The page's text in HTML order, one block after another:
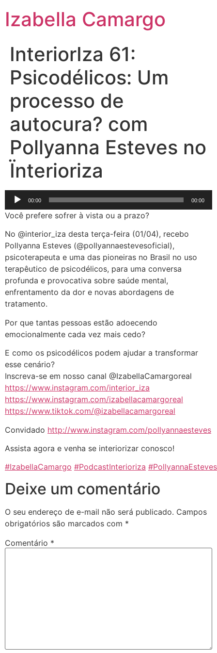
Izabella Camargo
InteriorIza 61:
Psicodélicos: Um
processo de
autocura? com
Pollyanna Esteves no
Ïnterioriza
Tocador
de
áudio
00:00 00:00
Você prefere sofrer à vista ou a prazo?
No @interior_iza desta terça-feira (01/04), recebo
Pollyanna Esteves (@pollyannaestevesoficial),
psicoterapeuta e uma das pioneiras no Brasil no uso
terapêutico de psicodélicos, para uma conversa
profunda e provocativa sobre saúde mental,
enfrentamento da dor e novas abordagens de
tratamento.
Por que tantas pessoas estão adoecendo
emocionalmente cada vez mais cedo?
E como os psicodélicos podem ajudar a transformar
esse cenário?
Inscreva-se em nosso canal @IzabellaCamargoreal
https://www.instagram.com/interior_iza
https://www.instagram.com/izabellacamargoreal
https://www.tiktok.com/@izabellacamargoreal
Convidado http://www.instagram.com/pollyannaesteves
Assista agora e venha se interiorizar conosco!
#IzabellaCamargo #PodcastInterioriza #PollyannaEsteves
Deixe um comentário
O seu endereço de e-mail não será publicado. Campos
obrigatórios são marcados com *
Comentário *